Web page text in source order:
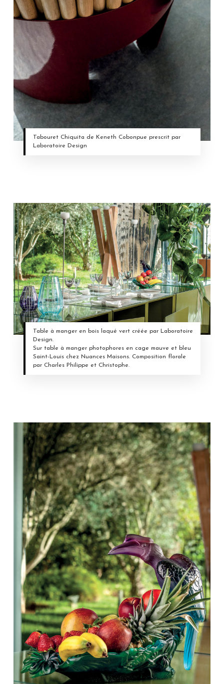
Tabouret Chiquita de Keneth Cobonpue prescrit par
Laboratoire Design
Table à manger en bois laqué vert créée par Laboratoire
Design.
Sur table à manger photophores en cage mauve et bleu
Saint-Louis chez Nuances Maisons. Composition florale
par Charles Philippe et Christophe.